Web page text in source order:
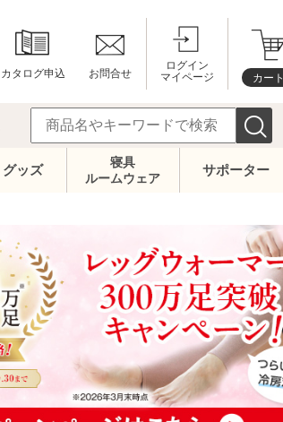
カタログ申込 お問合せ
ログイン
マイページ
カート
グッズ
寝具
ルームウェア
サポーター